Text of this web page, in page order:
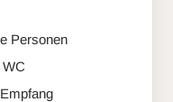
Personen